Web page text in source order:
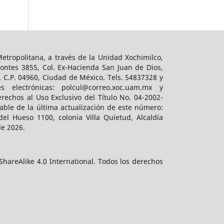
a través de la Unidad Xochimilco,
3855, Col. Ex-Hacienda San Juan de Dios,
04960, Ciudad de México. Tels. 54837328 y
polcul@correo.xoc.uam.mx y
al Uso Exclusivo del Título No. 04-2002-
de la última actualización de este número:
Hueso 1100, colonia Villa Quietud, Alcaldía
2026.
4.0 International. Todos los derechos